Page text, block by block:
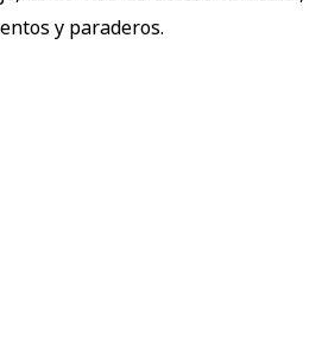
y paraderos.